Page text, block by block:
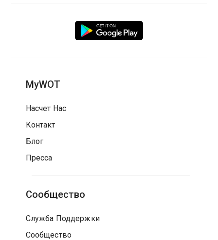
MyWOT
Насчет Нас
Контакт
Блог
Пресса
Сообщество
Служба Поддержки
Сообщество